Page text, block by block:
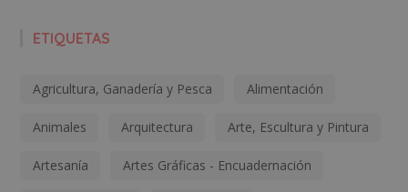
ETIQUETAS
Agricultura, Ganadería y Pesca Alimentación
Animales Arquitectura Arte, Escultura y Pintura
Artesanía Artes Gráficas - Encuadernación